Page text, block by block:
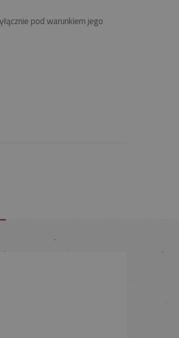
pod warunkiem jego